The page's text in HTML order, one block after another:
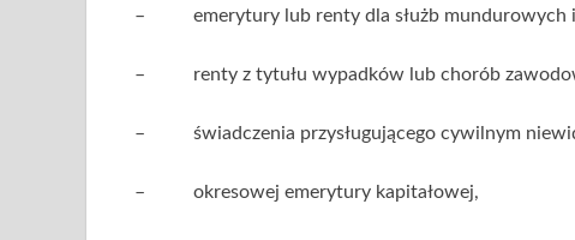
– emerytury lub renty dla służb mundurowych i
– renty z tytułu wypadków lub chorób
– świadczenia przysługującego cywilnym
– okresowej emerytury kapitałowej,